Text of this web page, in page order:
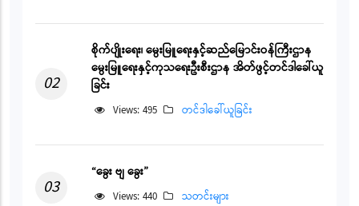
02
စိုက်ပျိုးရေး၊ မွေးမြူရေးနှင့်ဆည်မြောင်းဝန်ကြီးဌာန
မွေးမြူရေးနှင့်ကုသရေးဦးစီးဌာန အိတ်ဖွင့်တင်ဒါခေါ်ယူ
ခြင်း
Views: 495 တင်ဒါခေါ်ယူခြင်း
03
“ခွေး ဗျ ခွေး”
Views: 440 သတင်းများ